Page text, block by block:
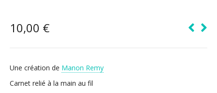
10,00 €
Une création de Manon Remy
Carnet relié à la main au fil